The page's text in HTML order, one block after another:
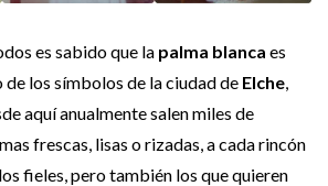
es sabido que la palma blanca es
de los símbolos de la ciudad de Elche,
aquí anualmente salen miles de
frescas, lisas o rizadas, a cada rincón
fieles, pero también los que quieren